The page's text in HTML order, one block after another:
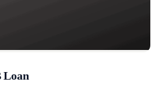
Loan